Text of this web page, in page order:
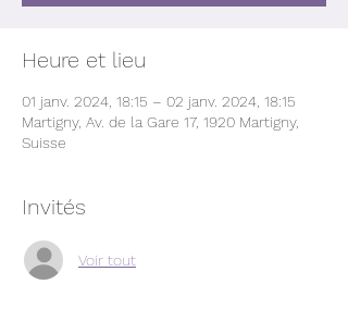
Heure et lieu
01 janv. 2024, 18:15 – 02 janv. 2024, 18:15
Martigny, Av. de la Gare 17, 1920 Martigny,
Suisse
Invités
Voir tout